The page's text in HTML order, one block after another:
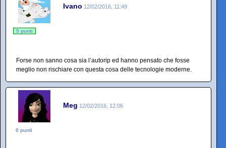
Ivano 12/02/2016, 11:49
5 punti
Forse non sanno cosa sia l’autorip ed hanno pensato che fosse
meglio non rischiare con questa cosa delle tecnologie moderne.
Meg 12/02/2016, 12:06
0 punti